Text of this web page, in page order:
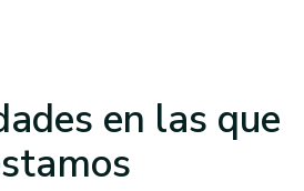
en las que